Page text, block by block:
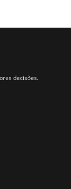
decisões.